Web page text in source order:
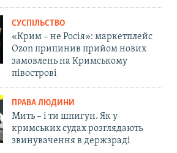
СУСПІЛЬСТВО
«Крим – не Росія»: маркетплейс
Ozon припинив прийом нових
замовлень на Кримському
півострові
ПРАВА ЛЮДИНИ
Мить – і ти шпигун. Як у
кримських судах розглядають
звинувачення в держзраді